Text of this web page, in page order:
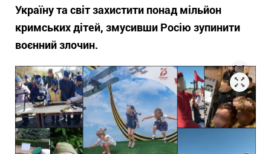
Україну та світ захистити понад мільйон
кримських дітей, змусивши Росію зупинити
воєнний злочин.